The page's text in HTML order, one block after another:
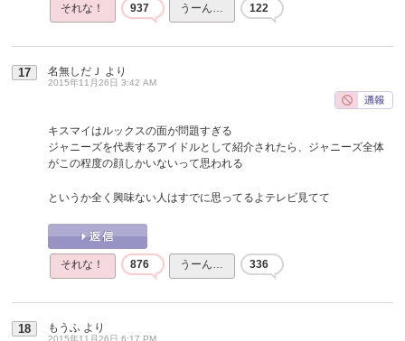
それな！ 937 うーん… 122
17 名無しだＪ より
2015年11月26日 3:42 AM
キスマイはルックスの面が問題すぎる
ジャニーズを代表するアイドルとして紹介されたら、ジャニーズ全体
がこの程度の顔しかいないって思われる
というか全く興味ない人はすでに思ってるよテレビ見てて
それな！ 876 うーん… 336
18 もうふ より
2015年11月26日 6:17 PM